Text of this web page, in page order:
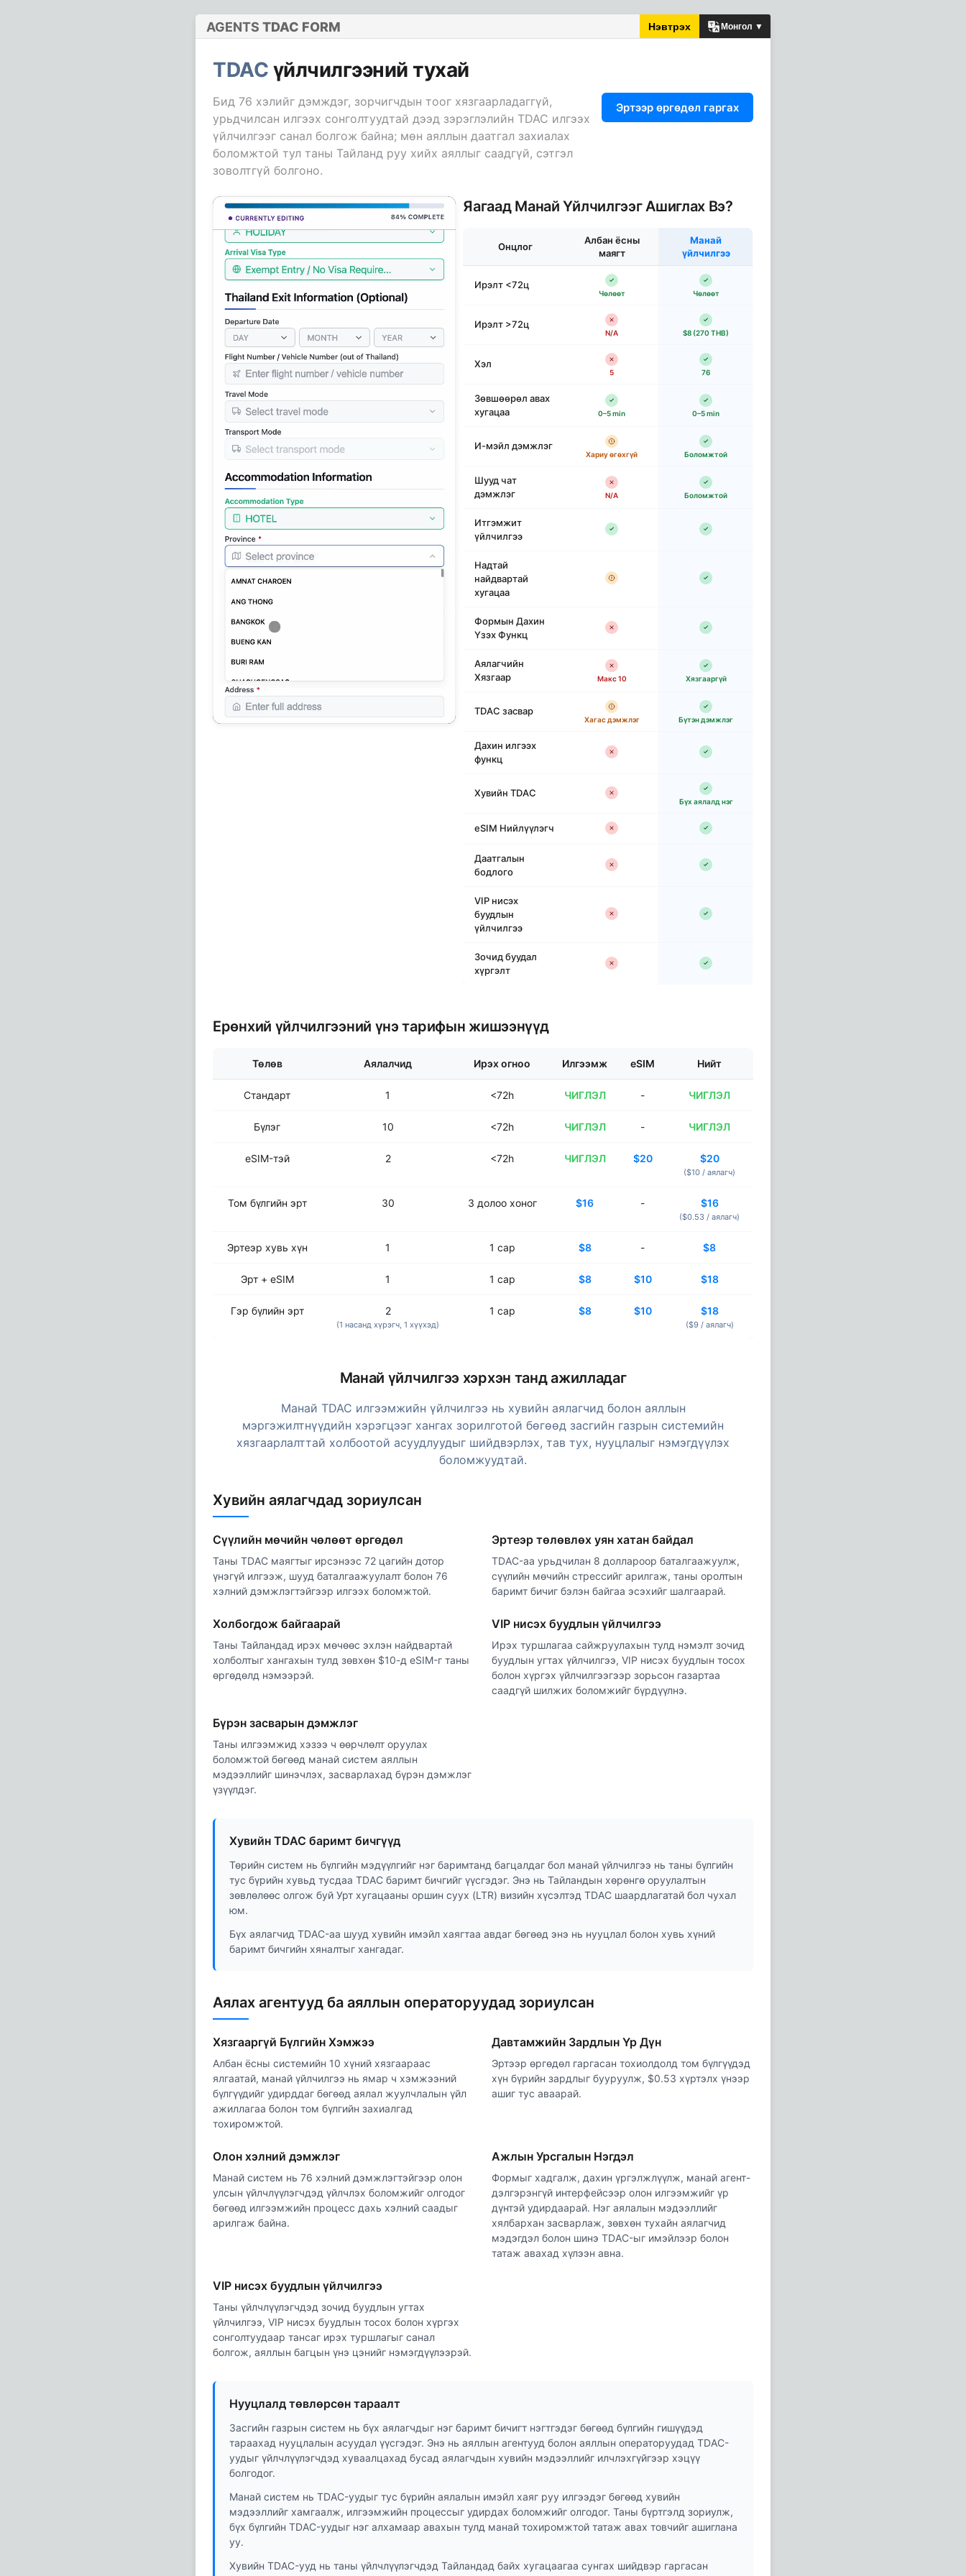
AGENTS TDAC FORM Нэвтрэх Монгол ▼
TDAC үйлчилгээний тухай
Бид 76 хэлийг дэмждэг, зорчигчдын тоог хязгаарладаггүй,
урьдчилсан илгээх сонголтуудтай дээд зэрэглэлийн TDAC илгээх
үйлчилгээг санал болгож байна; мөн аяллын даатгал захиалах
боломжтой тул таны Тайланд руу хийх аяллыг саадгүй, сэтгэл
зоволтгүй болгоно.
Эртээр өргөдөл гаргах
Яагаад Манай Үйлчилгээг Ашиглах Вэ?
Онцлог
Албан ёсны
маягт
Манай
үйлчилгээ
Ирэлт <72ц
Чөлөөт Чөлөөт
Ирэлт >72ц
N/A $8 (270 THB)
Хэл
5 76
Зөвшөөрөл авах
хугацаа
0–5 min 0–5 min
И-мэйл дэмжлэг
Хариу өгөхгүй Боломжтой
Шууд чат
дэмжлэг
N/A Боломжтой
Итгэмжит
үйлчилгээ
Надтай
найдвартай
хугацаа
Формын Дахин
Үзэх Функц
Аялагчийн
Хязгаар
Макс 10 Хязгааргүй
TDAC засвар
Хагас дэмжлэг Бүтэн дэмжлэг
Дахин илгээх
функц
Хувийн TDAC
Бүх аялалд нэг
eSIM Нийлүүлэгч
Даатгалын
бодлого
VIP нисэх
буудлын
үйлчилгээ
Зочид буудал
хүргэлт
Ерөнхий үйлчилгээний үнэ тарифын жишээнүүд
Төлөв Аялалчид Ирэх огноо Илгээмж eSIM Нийт
Стандарт 1 <72h ЧИГЛЭЛ - ЧИГЛЭЛ
Бүлэг 10 <72h ЧИГЛЭЛ - ЧИГЛЭЛ
eSIM-тэй 2 <72h ЧИГЛЭЛ $20 $20
($10 / аялагч)
Том бүлгийн эрт 30 3 долоо хоног $16 - $16
($0.53 / аялагч)
Эртеэр хувь хүн 1 1 сар $8 - $8
Эрт + eSIM 1 1 сар $8 $10 $18
Гэр бүлийн эрт 2
(1 насанд хүрэгч, 1 хүүхэд)
1 сар $8 $10 $18
($9 / аялагч)
Манай үйлчилгээ хэрхэн танд ажилладаг
Манай TDAC илгээмжийн үйлчилгээ нь хувийн аялагчид болон аяллын
мэргэжилтнүүдийн хэрэгцээг хангах зорилготой бөгөөд засгийн газрын системийн
хязгаарлалттай холбоотой асуудлуудыг шийдвэрлэх, тав тух, нууцлалыг нэмэгдүүлэх
боломжуудтай.
Хувийн аялагчдад зориулсан
Сүүлийн мөчийн чөлөөт өргөдөл
Таны TDAC маягтыг ирсэнээс 72 цагийн дотор
үнэгүй илгээж, шууд баталгаажуулалт болон 76
хэлний дэмжлэгтэйгээр илгээх боломжтой.
Эртеэр төлөвлөх уян хатан байдал
TDAC-аа урьдчилан 8 доллароор баталгаажуулж,
сүүлийн мөчийн стрессийг арилгаж, таны оролтын
баримт бичиг бэлэн байгаа эсэхийг шалгаарай.
Холбогдож байгаарай
Таны Тайландад ирэх мөчөөс эхлэн найдвартай
холболтыг хангахын тулд зөвхөн $10-д eSIM-г таны
өргөдөлд нэмээрэй.
VIP нисэх буудлын үйлчилгээ
Ирэх туршлагаа сайжруулахын тулд нэмэлт зочид
буудлын угтах үйлчилгээ, VIP нисэх буудлын тосох
болон хүргэх үйлчилгээгээр зорьсон газартаа
саадгүй шилжих боломжийг бүрдүүлнэ.
Бүрэн засварын дэмжлэг
Таны илгээмжид хэзээ ч өөрчлөлт оруулах
боломжтой бөгөөд манай систем аяллын
мэдээллийг шинэчлэх, засварлахад бүрэн дэмжлэг
үзүүлдэг.
Хувийн TDAC баримт бичгүүд
Төрийн систем нь бүлгийн мэдүүлгийг нэг баримтанд багцалдаг бол манай үйлчилгээ нь таны бүлгийн
тус бүрийн хувьд тусдаа TDAC баримт бичгийг үүсгэдэг. Энэ нь Тайландын хөрөнгө оруулалтын
зөвлөлөөс олгож буй Урт хугацааны оршин суух (LTR) визийн хүсэлтэд TDAC шаардлагатай бол чухал
юм.
Бүх аялагчид TDAC-аа шууд хувийн имэйл хаягтаа авдаг бөгөөд энэ нь нууцлал болон хувь хүний
баримт бичгийн хяналтыг хангадаг.
Аялах агентууд ба аяллын операторуудад зориулсан
Хязгааргүй Бүлгийн Хэмжээ
Албан ёсны системийн 10 хүний хязгаараас
ялгаатай, манай үйлчилгээ нь ямар ч хэмжээний
бүлгүүдийг удирддаг бөгөөд аялал жуулчлалын үйл
ажиллагаа болон том бүлгийн захиалгад
тохиромжтой.
Давтамжийн Зардлын Үр Дүн
Эртээр өргөдөл гаргасан тохиолдолд том бүлгүүдэд
хүн бүрийн зардлыг бууруулж, $0.53 хүртэлх үнээр
ашиг тус аваарай.
Олон хэлний дэмжлэг
Манай систем нь 76 хэлний дэмжлэгтэйгээр олон
улсын үйлчлүүлэгчдэд үйлчлэх боломжийг олгодог
бөгөөд илгээмжийн процесс дахь хэлний саадыг
арилгаж байна.
Ажлын Урсгалын Нэгдэл
Формыг хадгалж, дахин үргэлжлүүлж, манай агент-
дэлгэрэнгүй интерфейсээр олон илгээмжийг үр
дүнтэй удирдаарай. Нэг аялалын мэдээллийг
хялбархан засварлаж, зөвхөн тухайн аялагчид
мэдэгдэл болон шинэ TDAC-ыг имэйлээр болон
татаж авахад хүлээн авна.
VIP нисэх буудлын үйлчилгээ
Таны үйлчлүүлэгчдэд зочид буудлын угтах
үйлчилгээ, VIP нисэх буудлын тосох болон хүргэх
сонголтуудаар тансаг ирэх туршлагыг санал
болгож, аяллын багцын үнэ цэнийг нэмэгдүүлээрэй.
Нууцлалд төвлөрсөн тараалт
Засгийн газрын систем нь бүх аялагчдыг нэг баримт бичигт нэгтгэдэг бөгөөд бүлгийн гишүүдэд
тараахад нууцлалын асуудал үүсгэдэг. Энэ нь аяллын агентууд болон аяллын операторуудад TDAC-
уудыг үйлчлүүлэгчдэд хуваалцахад бусад аялагчдын хувийн мэдээллийг илчлэхгүйгээр хэцүү
болгодог.
Манай систем нь TDAC-уудыг тус бүрийн аялалын имэйл хаяг руу илгээдэг бөгөөд хувийн
мэдээллийг хамгаалж, илгээмжийн процессыг удирдах боломжийг олгодог. Таны бүртгэлд зориулж,
бүх бүлгийн TDAC-уудыг нэг алхамаар авахын тулд манай тохиромжтой татаж авах товчийг ашиглана
уу.
Хувийн TDAC-ууд нь таны үйлчлүүлэгчдэд Тайландад байх хугацаагаа сунгах шийдвэр гаргасан